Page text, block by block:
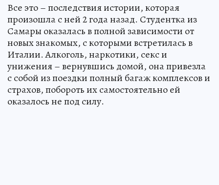
Все это – последствия истории, которая
произошла с ней 2 года назад. Студентка из
Самары оказалась в полной зависимости от
новых знакомых, с которыми встретилась в
Италии. Алкоголь, наркотики, секс и
унижения – вернувшись домой, она привезла
с собой из поездки полный багаж комплексов и
страхов, побороть их самостоятельно ей
оказалось не под силу.